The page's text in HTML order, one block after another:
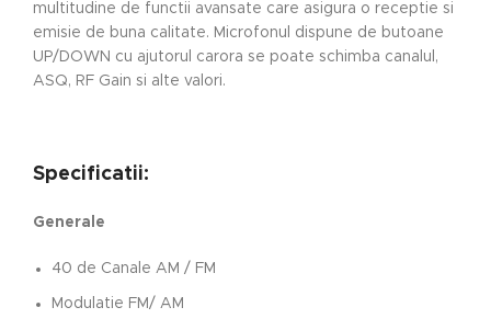
multitudine de functii avansate care asigura o receptie si
emisie de buna calitate. Microfonul dispune de butoane
UP/DOWN cu ajutorul carora se poate schimba canalul,
ASQ, RF Gain si alte valori.
Specificatii:
Generale
40 de Canale AM / FM
Modulatie FM/ AM